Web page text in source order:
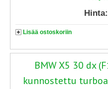
Hinta:
Lisää ostoskoriin
BMW X5 30 dx
kunnostettu